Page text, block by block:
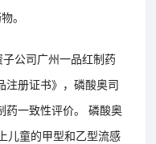
。
公司广州一品红制药
注册证书》，磷酸奥司
药一致性评价。 磷酸奥
儿童的甲型和乙型流感